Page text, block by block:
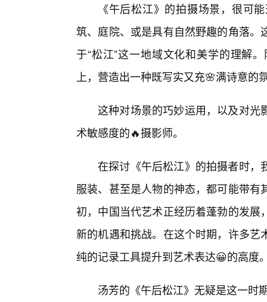
《午后松江》的拍摄场景，很可
筑、庭院、或是具有自然野趣的角落
于“松江”这一地域文化和美学的理解
上，营造出一种既写实又充🌸满诗意的
这种对场景的巧妙运用，以及对光
术敏感度的🔥摄影师。
在探讨《午后松江》的拍摄者时，
服装、甚至是人物的神态，都可能带
初，中国当代艺术正经历着蓬勃的发
新的机遇和挑战。在这个时期，许多
纯的记录工具提升到艺术表达😀的高度
汤芳的《午后松江》无疑是这一时